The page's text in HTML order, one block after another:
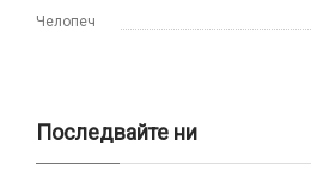
Челопеч
Последвайте ни